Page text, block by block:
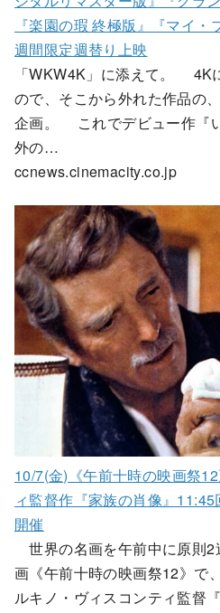
『楽園の瑕 終極版』『マイ
週間限定週替り上映
「WKW4K」に添えて。 4K
ので、そこから外れた作品の
企画。 これでデビュー作『
外の…
ccnews.cinemacity.co.jp
10/7(金)《午前十時の映画祭
ィ監督作『家族の肖像』
開催
世界の名画を午前中に原則2
画《午前十時の映画祭12》で
ルキノ・ヴィスコンティ監督